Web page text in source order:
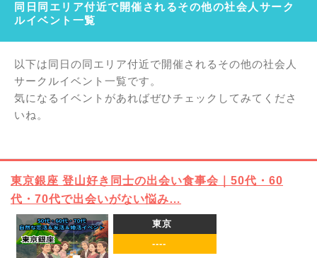
同日同エリア付近で開催されるその他の社会人サーク
ルイベント一覧
以下は同日の同エリア付近で開催されるその他の社会人
サークルイベント一覧です。
気になるイベントがあればぜひチェックしてみてくださ
いね。
東京銀座 登山好き同士の出会い食事会｜50代・60
代・70代で出会いがない悩み…
東京
----